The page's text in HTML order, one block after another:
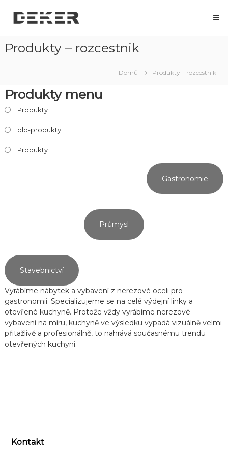
obsah
DEKER
Deker.cz
nerezového
Produkty – rozcestnik
Domů Produkty – rozcestnik
Produkty menu
Produkty
old-produkty
Produkty
Gastronomie
Průmysl
Stavebnictví
Vyrábíme nábytek a vybavení z nerezové oceli pro
gastronomii. Specializujeme se na celé výdejní linky a
otevřené kuchyně. Protože vždy vyrábíme nerezové
vybavení na míru, kuchyně ve výsledku vypadá vizuálně velmi
přitažlivě a profesionálně, to nahrává současnému trendu
otevřených kuchyní.
Kontakt